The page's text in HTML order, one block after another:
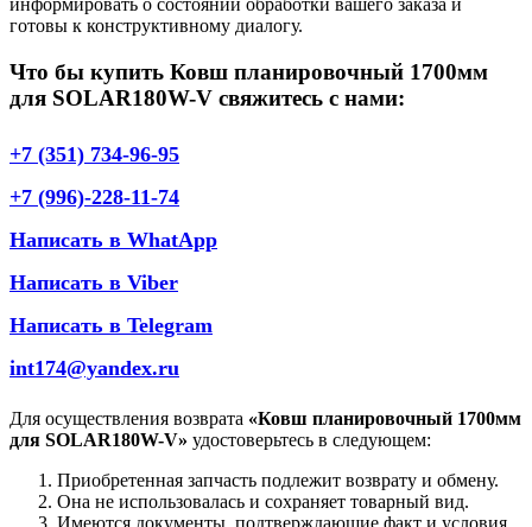
информировать о состоянии обработки вашего заказа и
готовы к конструктивному диалогу.
Что бы купить Ковш планировочный 1700мм
для SOLAR180W-V свяжитесь с нами:
+7 (351) 734-96-95
+7 (996)-228-11-74
Написать в WhatApp
Написать в Viber
Написать в Telegram
int174@yandex.ru
Для осуществления возврата «Ковш планировочный 1700мм
для SOLAR180W-V» удостоверьтесь в следующем:
Приобретенная запчасть подлежит возврату и обмену.
Она не использовалась и сохраняет товарный вид.